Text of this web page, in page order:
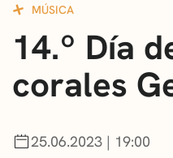
NOTICIAS
GETXO KULTURA
ASOCIACIONES
MÚSICA
14.º Día
corales
25.06.2023 | 19:00